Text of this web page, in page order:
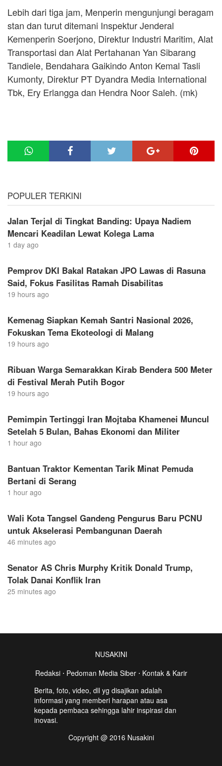
Lebih dari tiga jam, Menperin mengunjungi beragam
stan dan turut ditemani Inspektur Jenderal
Kemenperin Soerjono, Direktur Industri Maritim, Alat
Transportasi dan Alat Pertahanan Yan Sibarang
Tandiele, Bendahara Gaikindo Anton Kemal Tasli
Kumonty, Direktur PT Dyandra Media International
Tbk, Ery Erlangga dan Hendra Noor Saleh. (mk)
POPULER TERKINI
Jalan Terjal di Tingkat Banding: Upaya Nadiem
Mencari Keadilan Lewat Kolega Lama
1 day ago
Pemprov DKI Bakal Ratakan JPO Lawas di Rasuna
Said, Fokus Fasilitas Ramah Disabilitas
19 hours ago
Kemenag Siapkan Kemah Santri Nasional 2026,
Fokuskan Tema Ekoteologi di Malang
19 hours ago
Ribuan Warga Semarakkan Kirab Bendera 500 Meter
di Festival Merah Putih Bogor
19 hours ago
Pemimpin Tertinggi Iran Mojtaba Khamenei Muncul
Setelah 5 Bulan, Bahas Ekonomi dan Militer
1 hour ago
Bantuan Traktor Kementan Tarik Minat Pemuda
Bertani di Serang
1 hour ago
Wali Kota Tangsel Gandeng Pengurus Baru PCNU
untuk Akselerasi Pembangunan Daerah
46 minutes ago
Senator AS Chris Murphy Kritik Donald Trump,
Tolak Danai Konflik Iran
25 minutes ago
NUSAKINI
Redaksi⋅ Pedoman Media Siber⋅ Kontak & Karir
Berita, foto, video, dll yg disajikan adalah
informasi yang memberi harapan atau asa
kepada pembaca sehingga lahir inspirasi dan
inovasi.
Copyright @ 2016 Nusakini